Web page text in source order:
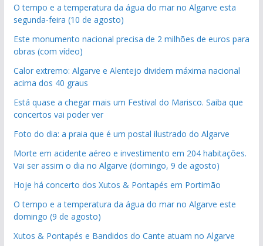
O tempo e a temperatura da água do mar no Algarve esta
segunda-feira (10 de agosto)
Este monumento nacional precisa de 2 milhões de euros para
obras (com vídeo)
Calor extremo: Algarve e Alentejo dividem máxima nacional
acima dos 40 graus
Está quase a chegar mais um Festival do Marisco. Saiba que
concertos vai poder ver
Foto do dia: a praia que é um postal ilustrado do Algarve
Morte em acidente aéreo e investimento em 204 habitações.
Vai ser assim o dia no Algarve (domingo, 9 de agosto)
Hoje há concerto dos Xutos & Pontapés em Portimão
O tempo e a temperatura da água do mar no Algarve este
domingo (9 de agosto)
Xutos & Pontapés e Bandidos do Cante atuam no Algarve